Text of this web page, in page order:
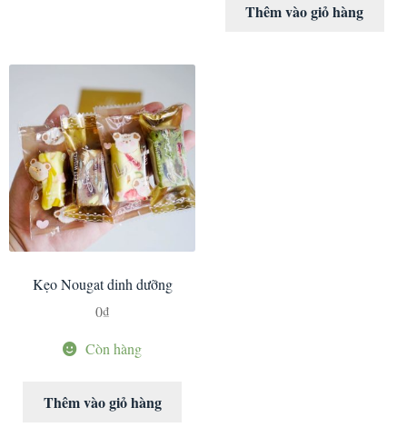
Thêm vào giỏ hàng
Kẹo Nougat dinh dưỡng
0₫
Còn hàng
Thêm vào giỏ hàng